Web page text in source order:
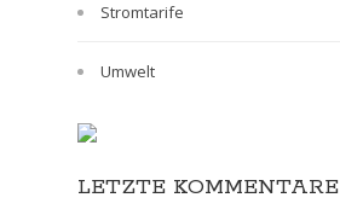
Stromtarife
Umwelt
LETZTE KOMMENTARE